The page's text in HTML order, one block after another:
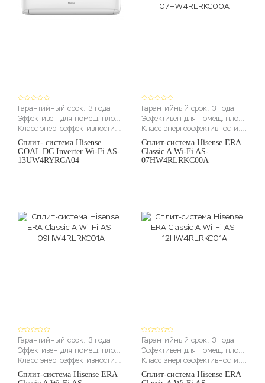
Гарантийный срок: 3 года
Эффективен для помещ. площадью до (м2): до 36 м2
Класс энергоэффективности: A
Сплит- система Hisense
GOAL DC Inverter Wi-Fi AS-
13UW4RYRCA04
Гарантийный срок: 3 года
Эффективен для помещ. площадью до (м2): до 22м2
Класс энергоэффективности: A
Сплит-система Hisense ERA
Classic A Wi-Fi AS-
07HW4RLRKC00A
Гарантийный срок: 3 года
Эффективен для помещ. площадью до (м2): до 27м2
Класс энергоэффективности: A
Сплит-система Hisense ERA
Гарантийный срок: 3 года
Эффективен для помещ. площадью до (м2): до 36 м2
Класс энергоэффективности: A
Сплит-система Hisense ERA